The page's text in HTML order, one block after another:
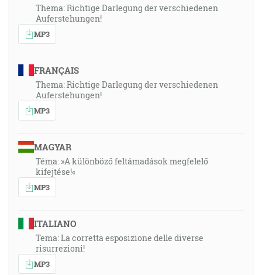
Thema: Richtige Darlegung der verschiedenen
Auferstehungen!
MP3
FRANÇAIS
Thema: Richtige Darlegung der verschiedenen
Auferstehungen!
MP3
MAGYAR
Téma: »A különböző feltámadások megfelelő
kifejtése!«
MP3
ITALIANO
Tema: La corretta esposizione delle diverse
risurrezioni!
MP3